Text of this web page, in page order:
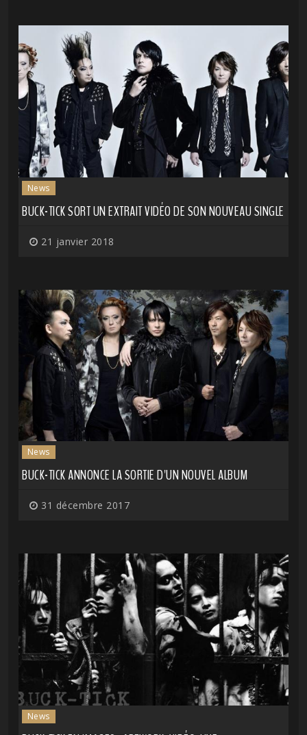
News
BUCK-TICK SORT UN EXTRAIT VIDÉO DE SON NOUVEAU SINGLE
21 janvier 2018
News
BUCK-TICK ANNONCE LA SORTIE D'UN NOUVEL ALBUM
31 décembre 2017
News